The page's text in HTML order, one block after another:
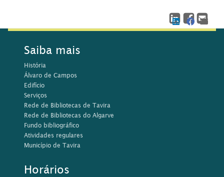
Saiba mais
História
Álvaro de Campos
Edifício
Serviços
Rede de Bibliotecas de Tavira
Rede de Bibliotecas do Algarve
Fundo bibliográfico
Atividades regulares
Município de Tavira
Horários